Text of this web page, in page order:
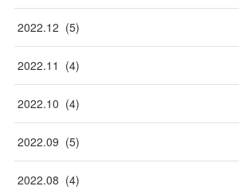
2022.12 (5)
2022.11 (4)
2022.10 (4)
2022.09 (5)
2022.08 (4)